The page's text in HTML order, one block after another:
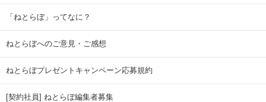
「ねとらぼ」ってなに？
ねとらぼへのご意見・ご感想
ねとらぼプレゼントキャンペーン応募規約
[契約社員] ねとらぼ編集者募集